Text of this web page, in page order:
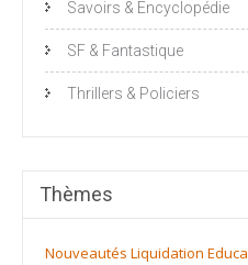
Savoirs & Encyclopédie
SF & Fantastique
Thrillers & Policiers
Thèmes
Nouveautés Liquidation